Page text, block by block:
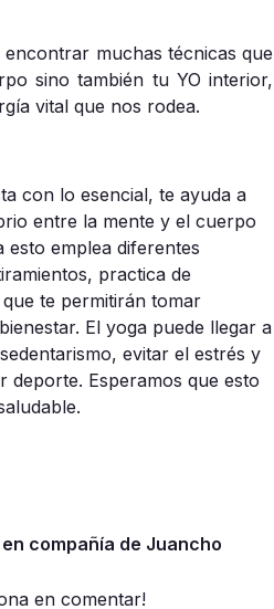
muchas técnicas que
sino también tu YO interior,
vital que nos rodea.
con lo esencial, te ayuda a
entre la mente y el cuerpo
esto emplea diferentes
, practica de
te permitirán tomar
bienestar. El yoga puede llegar a
sedentarismo, evitar el estrés y
deporte. Esperamos que esto
.
compañía de Juancho
en comentar!